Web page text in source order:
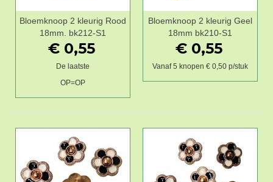
Bloemknoop 2 kleurig Rood
18mm. bk212-S1
€ 0,55
De laatste
OP=OP
Bloemknoop 2 kleurig Geel
18mm bk210-S1
€ 0,55
Vanaf 5 knopen € 0,50 p/stuk